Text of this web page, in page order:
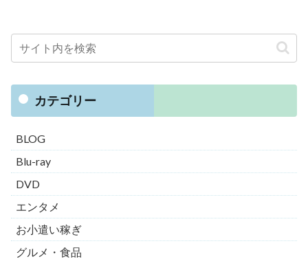
カテゴリー
BLOG
Blu-ray
DVD
エンタメ
お小遣い稼ぎ
グルメ・食品